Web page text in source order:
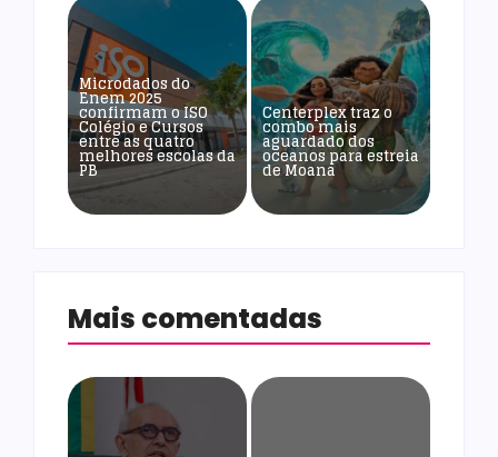
Microdados do
Enem 2025
confirmam o ISO
Colégio e Cursos
entre as quatro
melhores escolas da
PB
Centerplex traz o
combo mais
aguardado dos
oceanos para estreia
de Moana
Mais comentadas